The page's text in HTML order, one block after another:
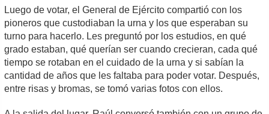
Luego de votar, el General de Ejército compartió con los
pioneros que custodiaban la urna y los que esperaban su
turno para hacerlo. Les preguntó por los estudios, en qué
grado estaban, qué querían ser cuando crecieran, cada qué
tiempo se rotaban en el cuidado de la urna y si sabían la
cantidad de años que les faltaba para poder votar. Después,
entre risas y bromas, se tomó varias fotos con ellos.